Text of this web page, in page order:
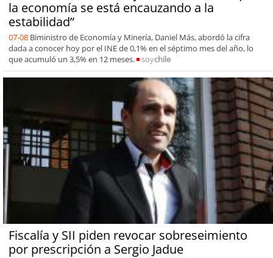
la economía se está encauzando a la
estabilidad”
07-08 Biministro de Economía y Minería, Daniel Más, abordó la cifra
dada a conocer hoy por el INE de 0,1% en el séptimo mes del año, lo
que acumuló un 3,5% en 12 meses.
soychile
Fiscalía y SII piden revocar sobreseimiento
por prescripción a Sergio Jadue